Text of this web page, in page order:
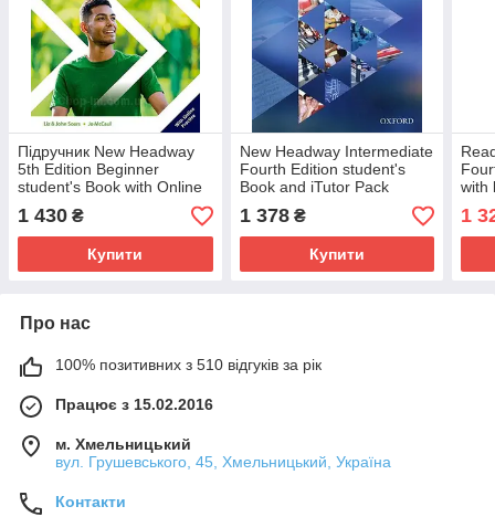
Підручник New Headway
5th Edition Beginner
student's Book with Online
1 430 ₴
Купити
New Headway Intermediate
Fourth Edition student's
Book and iTutor Pack
диском, 4-е изд)
1 378₴
Купити
with
1
Про нас
100% позитивних з 510 відгуків за рік
Працює з 15.02.2016
м. Хмельницький
вул. Грушевського, 45, Хмельницький, Україна
Контакти